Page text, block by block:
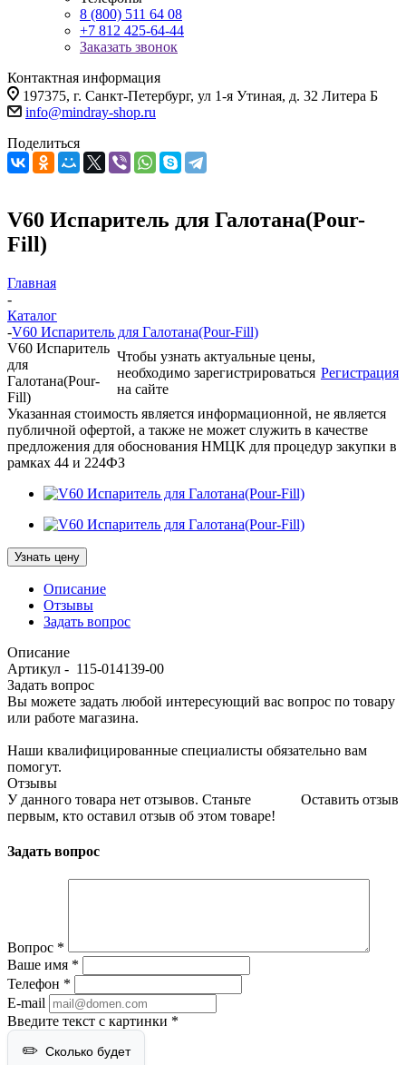
8 (800) 511 64 08
+7 812 425-64-44
Заказать звонок
Контактная информация
197375, г. Санкт-Петербург, ул 1-я Утиная, д. 32 Литера Б
info@mindray-shop.ru
Поделиться
V60 Испаритель для Галотана(Pour-
Fill)
Главная
-
Каталог
-V60 Испаритель для Галотана(Pour-Fill)
V60 Испаритель
для
Галотана(Pour-
Fill)
Чтобы узнать актуальные цены,
необходимо зарегистрироваться
на сайте
Регистрация
Указанная стоимость является информационной, не является
публичной офертой, а также не может служить в качестве
предложения для обоснования НМЦК для процедур закупки в
рамках 44 и 224ФЗ
Узнать цену
Описание
Отзывы
Задать вопрос
Описание
Артикул - 115-014139-00
Задать вопрос
Вы можете задать любой интересующий вас вопрос по товару
или работе магазина.
Наши квалифицированные специалисты обязательно вам
помогут.
Отзывы
Оставить отзыв
У данного товара нет отзывов. Станьте
первым, кто оставил отзыв об этом товаре!
Задать вопрос
Вопрос *
Ваше имя *
Телефон *
E-mail
Введите текст с картинки *
Сколько будет